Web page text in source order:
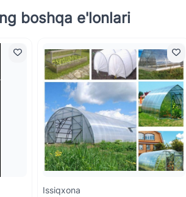
boshqa e'lonlari
Issiqxona